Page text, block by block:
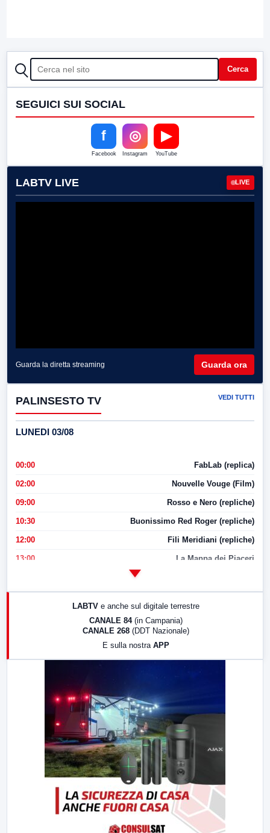
CERCA Cerca
SEGUICI SUI SOCIAL
f
Facebook
◎
Instagram
▶
YouTube
LABTV LIVE LIVE
Guarda la diretta streaming Guarda ora
PALINSESTO TV VEDI TUTTI
LUNEDI 03/08
00:00 FabLab (replica)
02:00 Nouvelle Vouge (Film)
09:00 Rosso e Nero (repliche)
10:30 Buonissimo Red Roger (repliche)
12:00 Fili Meridiani (repliche)
13:00 La Mappa dei Piaceri
17:00 LabNews (replica)
LABTV e anche sul digitale terrestre
CANALE 84 (in Campania)
CANALE 268 (DDT Nazionale)
E sulla nostra APP